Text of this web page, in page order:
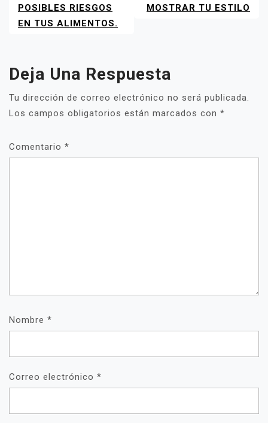
POSIBLES RIESGOS
EN TUS ALIMENTOS.
MOSTRAR TU ESTILO
Deja Una Respuesta
Tu dirección de correo electrónico no será publicada.
Los campos obligatorios están marcados con *
Comentario *
Nombre *
Correo electrónico *